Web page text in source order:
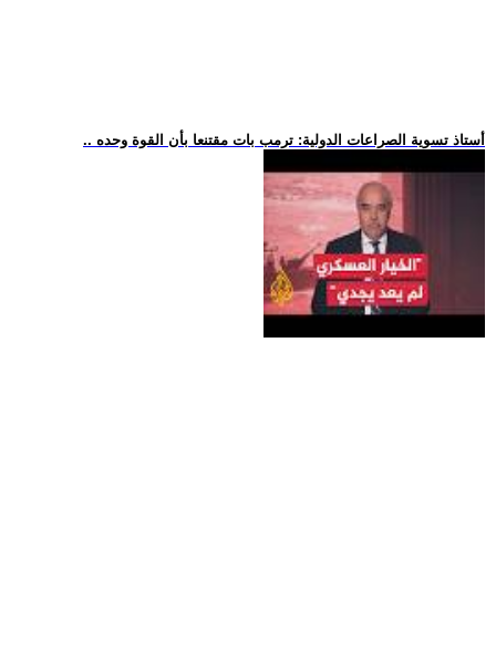
.. أستاذ تسوية الصراعات الدولية: ترمب بات مقتنعا بأن القوة وحده